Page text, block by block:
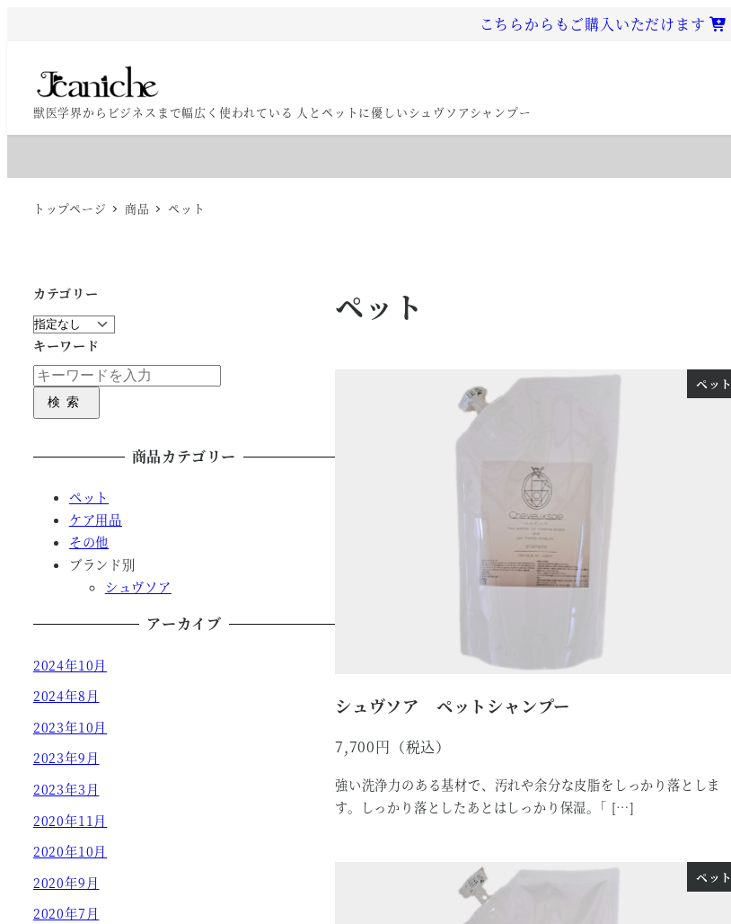
こちらからもご購入いただけます
獣医学界からビジネスまで幅広く使われている 人とペットに優しいシュヴソアシャンプー
トップページ 商品 ペット
ペット
ペット
シュヴソア ペットシャンプー
7,700
強い洗浄力のある基材で、汚れや余分な皮脂をしっかり落としま
す。しっかり落としたあとはしっかり保湿。｢ […]
ペット
カテゴリー
キーワード
検索
商品カテゴリー
ペット
ケア用品
その他
ブランド別
シュヴソア
アーカイブ
2024年10月
2024年8月
2023年10月
2023年9月
2023年3月
2020年11月
2020年10月
2020年9月
2020年7月